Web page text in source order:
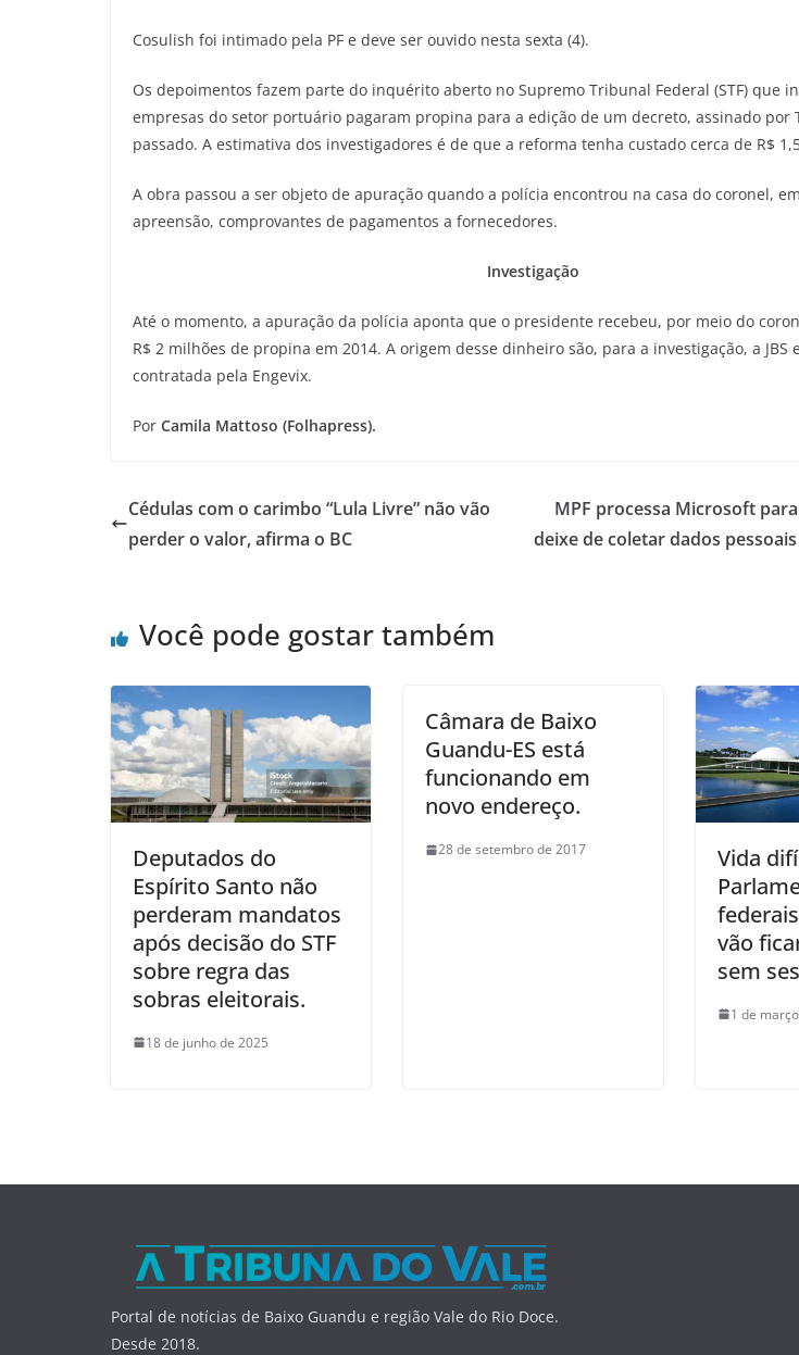
Cosulish foi intimado pela PF e deve ser ouvido nesta sexta (4).
Os depoimentos fazem parte do inquérito aberto no Supremo Tribunal Federal (STF) que
empresas do setor portuário pagaram propina para a edição de um decreto, assinado por
passado. A estimativa dos investigadores é de que a reforma tenha custado cerca de R$
A obra passou a ser objeto de apuração quando a polícia encontrou na casa do coronel,
apreensão, comprovantes de pagamentos a fornecedores.
Investigação
Até o momento, a apuração da polícia aponta que o presidente recebeu, por meio do
R$ 2 milhões de propina em 2014. A origem desse dinheiro são, para a investigação, a JBS
contratada pela Engevix.
Por Camila Mattoso (Folhapress).
Cédulas com o carimbo “Lula Livre” não vão
perder o valor, afirma o BC
MPF processa Microsoft
deixe de coletar dados
Você pode gostar também
Deputados do
Espírito Santo não
perderam mandatos
após decisão do STF
sobre regra das
sobras eleitorais.
18 de junho de 2025
Câmara de Baixo
Guandu-ES está
funcionando em
novo endereço.
28 de setembro de 2017
Vida
vão
sem
1 de
Portal de notícias de Baixo Guandu e região Vale do Rio Doce.
Desde 2018.